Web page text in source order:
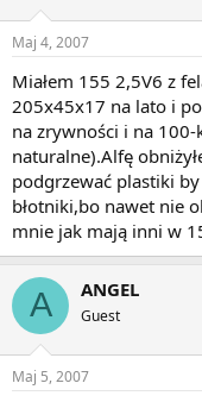
Maj 4, 2007
Miałem 155 2,5V6 z
205x45x17 na lato i
na zrywności i na 100-
naturalne).Alfę
podgrzewać plastiki by
błotniki,bo nawet nie
mnie jak mają inni w
A ANGEL
Guest
Maj 5, 2007